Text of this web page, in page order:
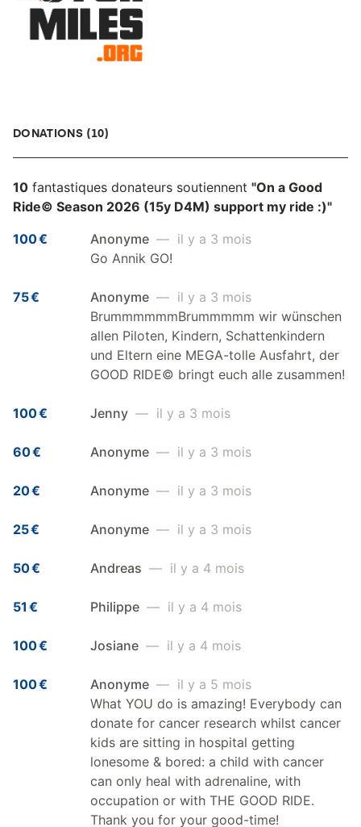
DONATIONS (10)
10 fantastiques donateurs soutiennent "On a Good
Ride© Season 2026 (15y D4M) support my ride :)"
100 €
Anonyme — il y a 3 mois
Go Annik GO!
75 € Anonyme — il y a 3 mois
BrummmmmmBrummmmm wir wünschen
allen Piloten, Kindern, Schattenkindern
und Eltern eine MEGA-tolle Ausfahrt, der
GOOD RIDE© bringt euch alle zusammen!
100 € Jenny — il y a 3 mois
60 € Anonyme — il y a 3 mois
20 € Anonyme — il y a 3 mois
25 € Anonyme — il y a 3 mois
50 € Andreas — il y a 4 mois
51 € Philippe — il y a 4 mois
100 € Josiane — il y a 4 mois
100 € Anonyme — il y a 5 mois
What YOU do is amazing! Everybody can
donate for cancer research whilst cancer
kids are sitting in hospital getting
lonesome & bored: a child with cancer
can only heal with adrenaline, with
occupation or with THE GOOD RIDE.
Thank you for your good-time!